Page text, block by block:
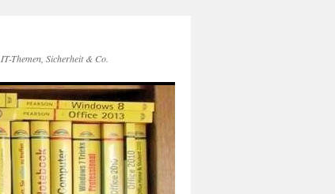
IT-Themen, Sicherheit & Co.